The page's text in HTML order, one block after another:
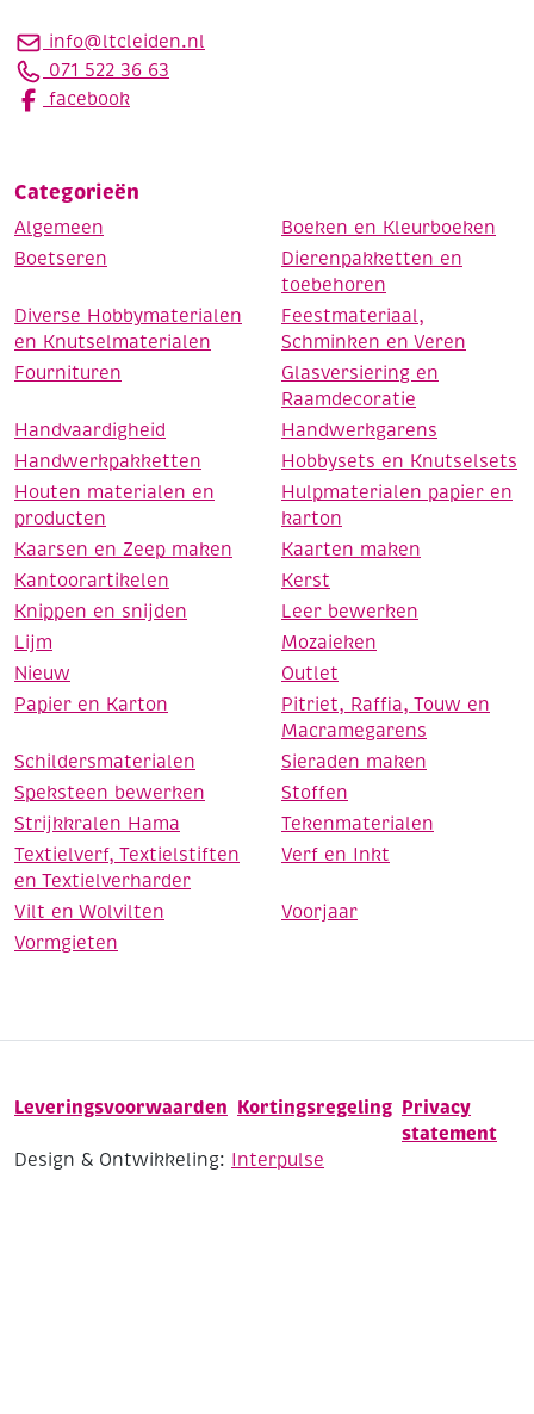
info@ltcleiden.nl
071 522 36 63
facebook
Categorieën
Algemeen
Boeken en Kleurboeken
Boetseren
Dierenpakketten en
toebehoren
Diverse Hobbymaterialen
en Knutselmaterialen
Feestmateriaal,
Schminken en Veren
Fournituren
Glasversiering en
Raamdecoratie
Handvaardigheid
Handwerkgarens
Handwerkpakketten
Hobbysets en Knutselsets
Houten materialen en
producten
Hulpmaterialen papier en
karton
Kaarsen en Zeep maken
Kaarten maken
Kantoorartikelen
Kerst
Knippen en snijden
Leer bewerken
Lijm
Mozaieken
Nieuw
Outlet
Papier en Karton
Pitriet, Raffia, Touw en
Macramegarens
Schildersmaterialen
Sieraden maken
Speksteen bewerken
Stoffen
Strijkkralen Hama
Tekenmaterialen
Textielverf, Textielstiften
en Textielverharder
Verf en Inkt
Vilt en Wolvilten
Voorjaar
Vormgieten
Leveringsvoorwaarden Kortingsregeling Privacy
statement
Design & Ontwikkeling: Interpulse